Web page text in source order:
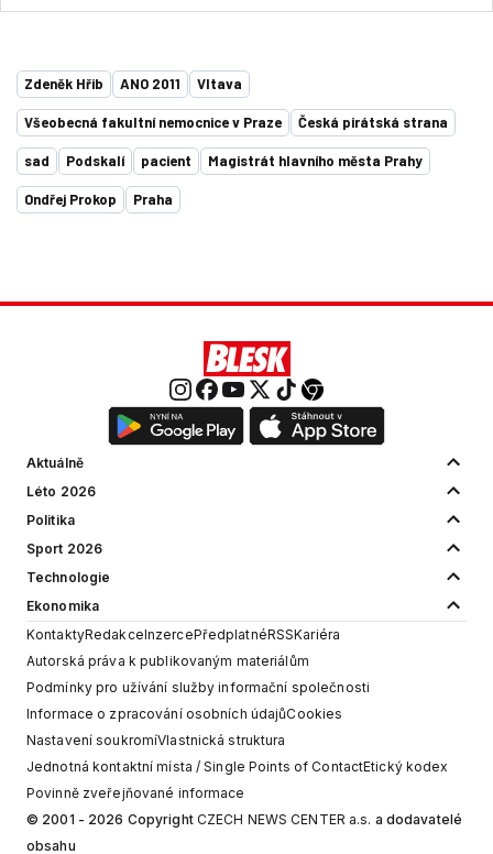
Zdeněk Hřib ANO 2011 Vltava
Všeobecná fakultní nemocnice v Praze Česká pirátská strana
sad Podskalí pacient Magistrát hlavního města Prahy
Ondřej Prokop Praha
Aktuálně
Léto 2026
Politika
Sport 2026
Technologie
Ekonomika
KontaktyRedakceInzercePředplatnéRSSKariéra
Autorská práva k publikovaným materiálům
Podmínky pro užívání služby informační společnosti
Informace o zpracování osobních údajůCookies
Nastavení soukromíVlastnická struktura
Jednotná kontaktní místa / Single Points of ContactEtický kodex
Povinně zveřejňované informace
© 2001 - 2026 Copyright CZECH NEWS CENTER a.s. a dodavatelé
obsahu